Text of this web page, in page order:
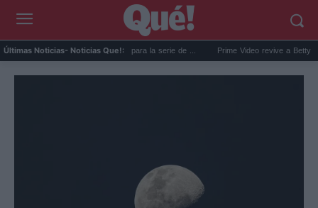
Últimas Noticias- Noticias Que!:
fija la fecha de estreno para la serie de ... Prime Video revive a Betty la fea el